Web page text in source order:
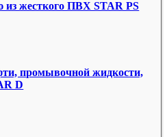
жесткого ПВХ STAR PS
промывочной жидкости,
D